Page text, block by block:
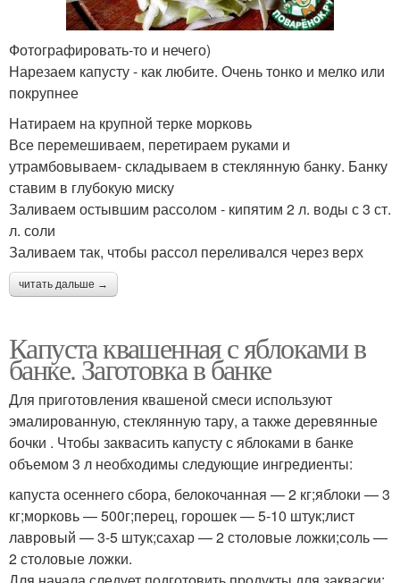
Фотографировать-то и нечего)
Нарезаем капусту - как любите. Очень тонко и мелко или
покрупнее
Натираем на крупной терке морковь
Все перемешиваем, перетираем руками и
утрамбовываем- складываем в стеклянную банку. Банку
ставим в глубокую миску
Заливаем остывшим рассолом - кипятим 2 л. воды с 3 ст.
л. соли
Заливаем так, чтобы рассол переливался через верх
читать дальше →
Капуста квашенная с яблоками в
банке. Заготовка в банке
Для приготовления квашеной смеси используют
эмалированную, стеклянную тару, а также деревянные
бочки . Чтобы заквасить капусту с яблоками в банке
объемом 3 л необходимы следующие ингредиенты:
капуста осеннего сбора, белокочанная — 2 кг;яблоки — 3
кг;морковь — 500г;перец, горошек — 5-10 штук;лист
лавровый — 3-5 штук;сахар — 2 столовые ложки;соль —
2 столовые ложки.